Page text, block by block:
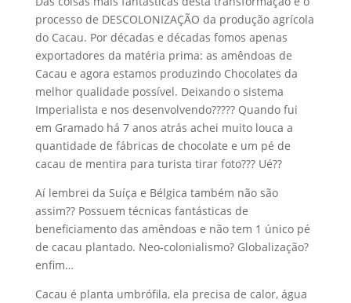
processo de DESCOLONIZAÇÃO da produção agrícola
do Cacau. Por décadas e décadas fomos apenas
exportadores da matéria prima: as amêndoas de
Cacau e agora estamos produzindo Chocolates da
melhor qualidade possível. Deixando o sistema
Imperialista e nos desenvolvendo????? Quando fui
em Gramado há 7 anos atrás achei muito louca a
quantidade de fábricas de chocolate e um pé de
cacau de mentira para turista tirar foto??? Ué??
Aí lembrei da Suíça e Bélgica também não são
assim?? Possuem técnicas fantásticas de
beneficiamento das amêndoas e não tem 1 único pé
de cacau plantado. Neo-colonialismo? Globalização?
enfim…
Cacau é planta umbrófila, ela precisa de calor, água